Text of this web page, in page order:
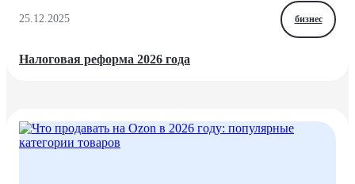
25.12.2025 бизнес
Налоговая реформа 2026 года